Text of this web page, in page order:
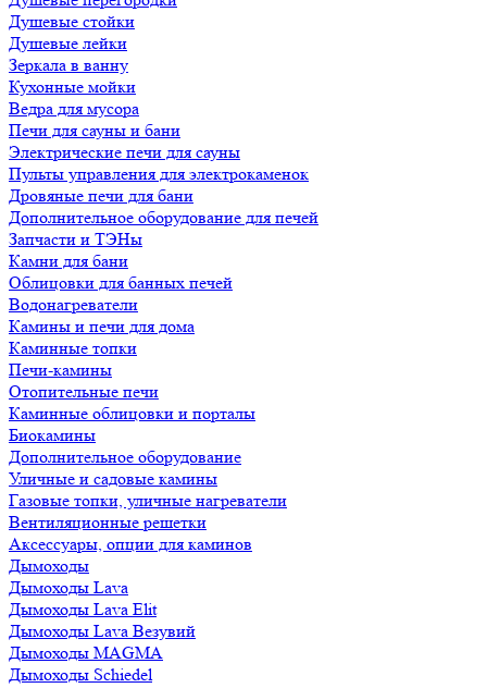
Душевые стойки
Душевые лейки
Зеркала в ванну
Кухонные мойки
Ведра для мусора
Печи для сауны и бани
Электрические печи для сауны
Пульты управления для электрокаменок
Дровяные печи для бани
Дополнительное оборудование для печей
Запчасти и ТЭНы
Камни для бани
Облицовки для банных печей
Водонагреватели
Камины и печи для дома
Каминные топки
Печи-камины
Отопительные печи
Каминные облицовки и порталы
Биокамины
Дополнительное оборудование
Уличные и садовые камины
Газовые топки, уличные нагреватели
Вентиляционные решетки
Аксессуары, опции для каминов
Дымоходы
Дымоходы Lava
Дымоходы Lava Elit
Дымоходы Lava Везувий
Дымоходы MAGMA
Дымоходы Schiedel